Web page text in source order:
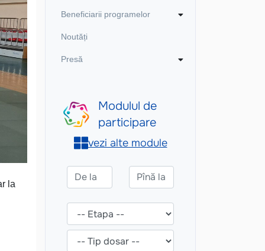
la
Beneficiarii programelor
Noutăți
Presă